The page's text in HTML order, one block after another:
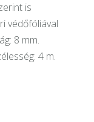
is
védőfóliával
8 mm.
4 m.